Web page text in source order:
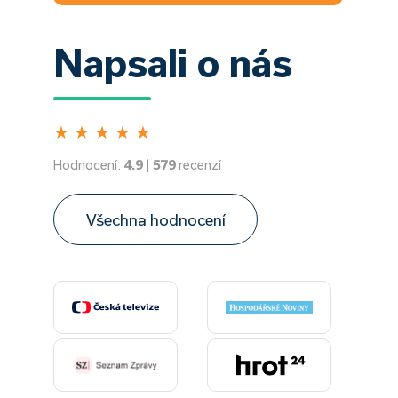
Napsali o nás
★ ★ ★ ★ ★
Hodnocení: 4.9 | 579recenzí
Všechna hodnocení